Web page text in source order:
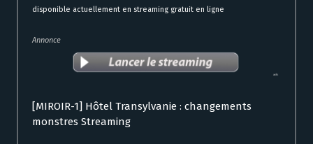
disponible actuellement en streaming gratuit en ligne
Annonce
[MIROIR-1] Hôtel Transylvanie : changements
monstres Streaming